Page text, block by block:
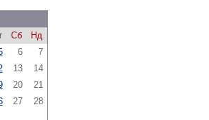
Сб
Нд
6
7
13
14
20
21
27
28